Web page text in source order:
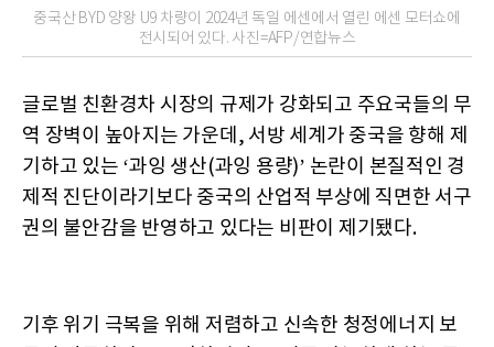
중국산 BYD 양왕 U9 차량이 2024년 독일 에센에서 열린 에센 모터쇼에
전시되어 있다. 사진=AFP/연합뉴스
글로벌 친환경차 시장의 규제가 강화되고 주요국들의 무
역 장벽이 높아지는 가운데, 서방 세계가 중국을 향해 제
기하고 있는 ‘과잉 생산(과잉 용량)’ 논란이 본질적인 경
제적 진단이라기보다 중국의 산업적 부상에 직면한 서구
권의 불안감을 반영하고 있다는 비판이 제기됐다.
기후 위기 극복을 위해 저렴하고 신속한 청정에너지 보